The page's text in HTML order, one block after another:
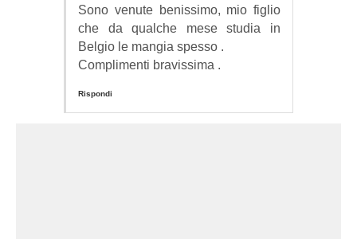
Sono venute benissimo, mio figlio
che da qualche mese studia in
Belgio le mangia spesso .
Complimenti bravissima .
Rispondi